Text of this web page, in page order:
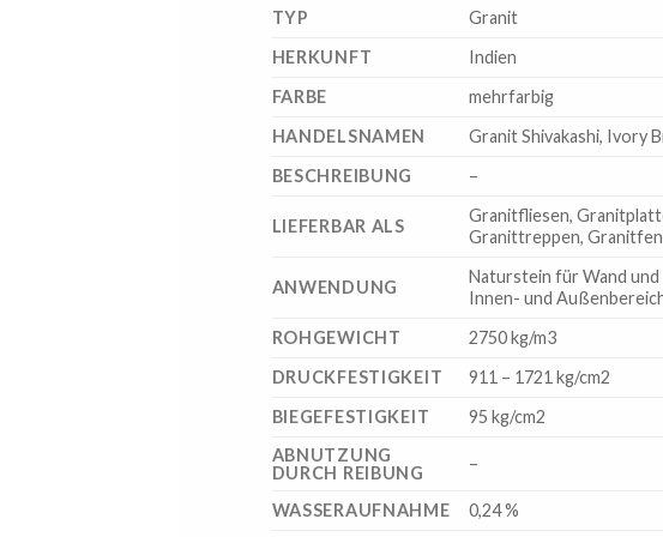
TYP
Granit
HERKUNFT
Indien
FARBE
mehrfarbig
HANDELSNAMEN
Granit Shivakashi, Ivory
BESCHREIBUNG
–
LIEFERBAR ALS
Granitfliesen,
Granittreppen,
ANWENDUNG
Naturstein für Wand und
Innen- und
ROHGEWICHT
2750 kg/m3
DRUCKFESTIGKEIT
911 – 1721 kg/cm2
BIEGEFESTIGKEIT
95 kg/cm2
ABNUTZUNG
DURCH REIBUNG
–
WASSERAUFNAHME 0,24 %